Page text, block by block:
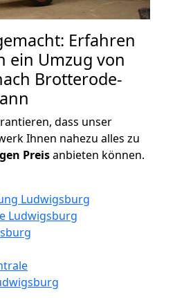
Erfahren
ein Umzug von
Brotterode-
dass unser
Ihnen nahezu alles zu
Preisanbieten können.
Ludwigsburg
Ludwigsburg